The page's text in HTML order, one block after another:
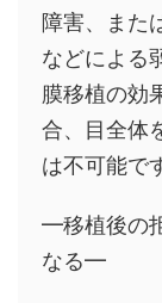
障害、また
などによる
膜移植の効
合、目全体
は不可能で
━移植後の
なる━